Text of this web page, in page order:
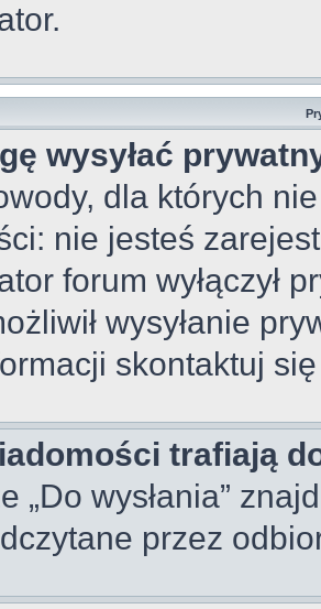
wysyłać
dla których
nie jesteś
forum wyłączył
wysyłanie
skontaktuj
trafiają
„Do wysłania”
przez